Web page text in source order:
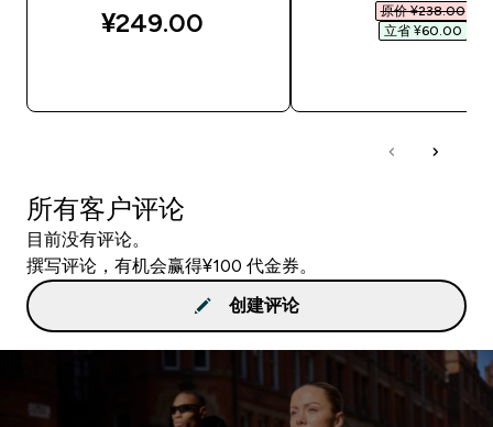
¥249.00‎
原价 ¥238.00‎
立省 ¥60.00‎
所有客户评论
目前没有评论。
撰写评论，有机会赢得¥100 代金券。
创建评论